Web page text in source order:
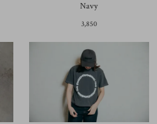
Navy
3,850